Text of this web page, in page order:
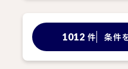
1012 件 条件